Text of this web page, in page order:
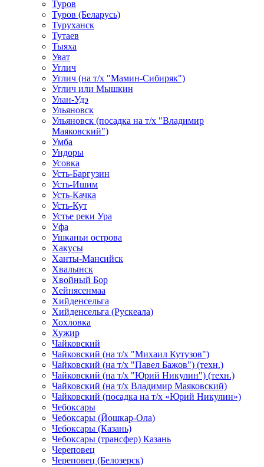
Туров
Туров (Беларусь)
Туруханск
Тутаев
Тыяха
Уват
Углич
Углич (на т/х "Мамин-Сибиряк")
Углич или Мышкин
Улан-Удэ
Ульяновск
Ульяновск (посадка на т/х "Владимир
Маяковский")
Умба
Ундоры
Усовка
Усть-Баргузин
Усть-Ишим
Усть-Качка
Усть-Кут
Устье реки Ура
Уфа
Ушканьи острова
Хакусы
Ханты-Мансийск
Хвалынск
Хвойный Бор
Хейнясенмаа
Хийденсельга
Хийденсельга (Рускеала)
Хохловка
Хужир
Чайковский
Чайковский (на т/х "Михаил Кутузов")
Чайковский (на т/х "Павел Бажов") (техн.)
Чайковский (на т/х "Юрий Никулин") (техн.)
Чайковский (на т/х Владимир Маяковский)
Чайковский (посадка на т/х «Юрий Никулин»)
Чебоксары
Чебоксары (Йошкар-Ола)
Чебоксары (Казань)
Чебоксары (трансфер) Казань
Череповец
Череповец (Белозерск)